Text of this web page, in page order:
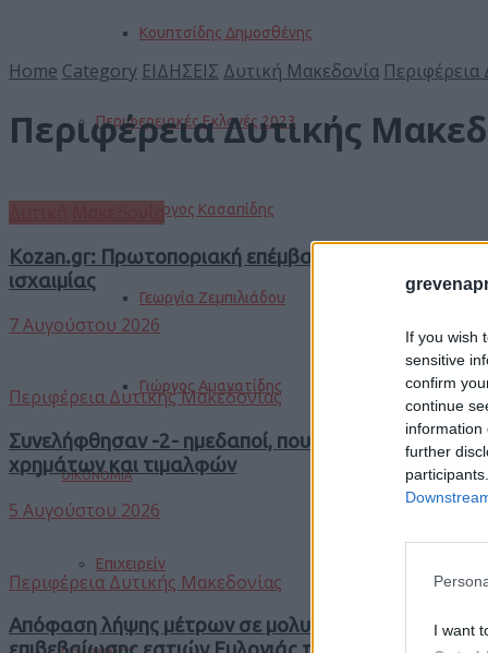
If you wish
sensitive
confirm
continue
information
further
I want
Κουπτσίδης Δημοσθένης
Περιφερειακές Εκλογές 2023
Γιώργος Κασαπίδης
Γεωργία Ζεμπιλιάδου
Γιώργος Αμανατίδης
ΟΙΚΟΝΟΜΙΑ
Επιχειρείν
Home Category ΕΙΔΗΣΕΙΣ Δυτική Μακεδονία
Περιφέρεια Δυτικής
Kozan.gr: Πρωτοποριακή επέμβαση για πρώτη
ισχαιμίας
7 Αυγούστου 2026
Περιφέρεια Δυτικής Μακεδονίας
Συνελήφθησαν -2- ημεδαποί, που
χρημάτων και τιμαλφών
5 Αυγούστου 2026
Περιφέρεια Δυτικής Μακεδονίας
Απόφαση λήψης μέτρων σε μολυσμένη